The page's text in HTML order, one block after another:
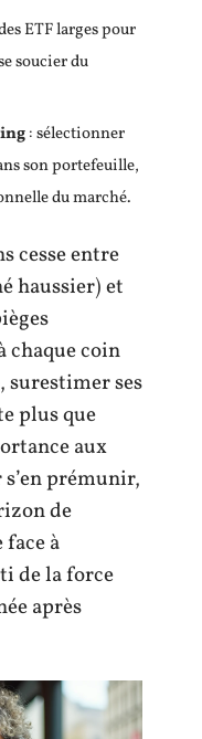
ETF larges pour
soucier du
: sélectionner
son portefeuille,
du marché.
cesse entre
haussier) et
chaque coin
surestimer ses
plus que
aux
prémunir,
de
à
de la force
après